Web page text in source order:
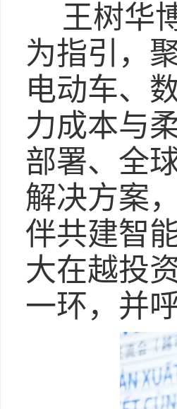
王树华
为指引，
电动车、
力成本与
部署、全
解决方案
伴共建智
大在越投
一环，并